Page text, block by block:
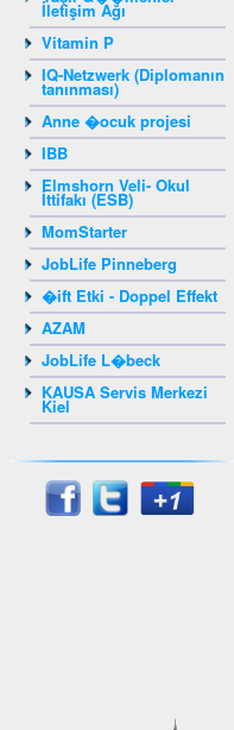
İletişim Ağı
Vitamin P
IQ-Netzwerk (Diplomanın
tanınması)
Anne �ocuk projesi
IBB
Elmshorn Veli- Okul
İttifakı (ESB)
MomStarter
JobLife Pinneberg
�ift Etki - Doppel Effekt
AZAM
JobLife L�beck
KAUSA Servis Merkezi
Kiel